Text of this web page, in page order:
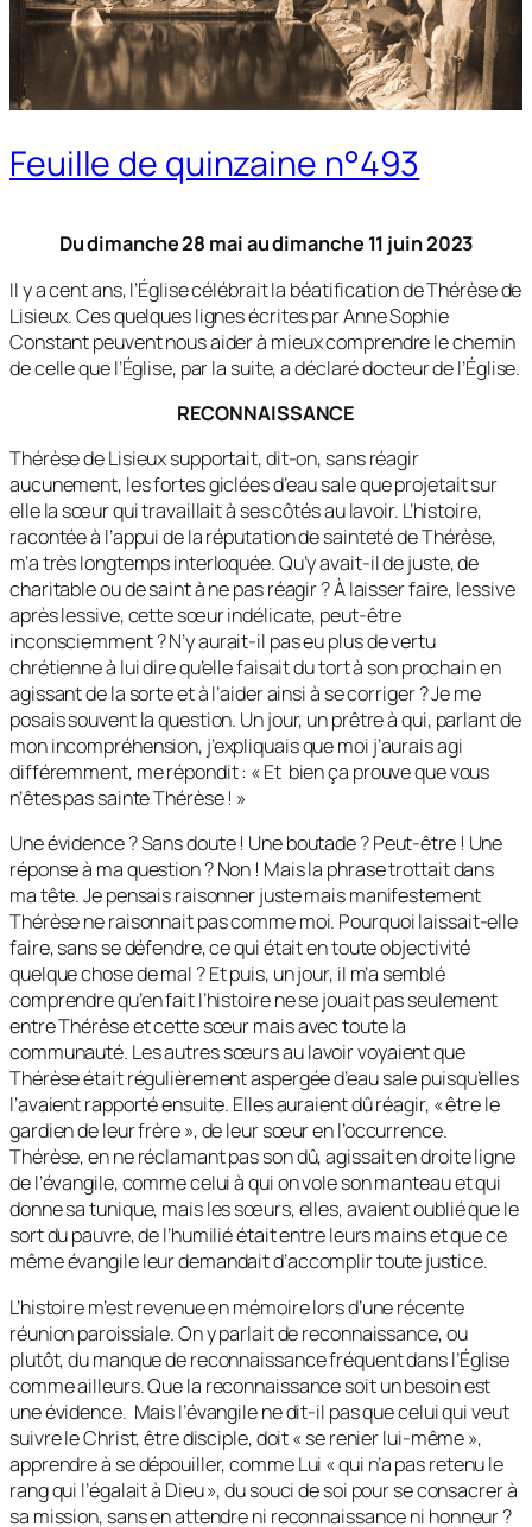
Feuille de quinzaine n°493
Du dimanche 28 mai au dimanche 11 juin 2023
Il y a cent ans, l’Église célébrait la béatification de Thérèse de
Lisieux. Ces quelques lignes écrites par Anne Sophie
Constant peuvent nous aider à mieux comprendre le chemin
de celle que l’Église, par la suite, a déclaré docteur de l’Église.
RECONNAISSANCE
Thérèse de Lisieux supportait, dit-on, sans réagir
aucunement, les fortes giclées d’eau sale que projetait sur
elle la sœur qui travaillait à ses côtés au lavoir. L’histoire,
racontée à l’appui de la réputation de sainteté de Thérèse,
m’a très longtemps interloquée. Qu’y avait-il de juste, de
charitable ou de saint à ne pas réagir ? À laisser faire, lessive
après lessive, cette sœur indélicate, peut-être
inconsciemment ? N’y aurait-il pas eu plus de vertu
chrétienne à lui dire qu’elle faisait du tort à son prochain en
agissant de la sorte et à l’aider ainsi à se corriger ? Je me
posais souvent la question. Un jour, un prêtre à qui, parlant de
mon incompréhension, j’expliquais que moi j’aurais agi
différemment, me répondit : «Et bien ça prouve que vous
n’êtes pas sainte Thérèse ! »
Une évidence ? Sans doute ! Une boutade ? Peut-être ! Une
réponse à ma question ? Non ! Mais la phrase trottait dans
ma tête. Je pensais raisonner juste mais manifestement
Thérèse ne raisonnait pas comme moi. Pourquoi laissait-elle
faire, sans se défendre, ce qui était en toute objectivité
quelque chose de mal ? Et puis, un jour, il m’a semblé
comprendre qu’en fait l’histoire ne se jouait pas seulement
entre Thérèse et cette sœur mais avec toute la
communauté. Les autres sœurs au lavoir voyaient que
Thérèse était régulièrement aspergée d’eau sale puisqu’elles
l’avaient rapporté ensuite. Elles auraient dû réagir, «être le
gardien de leur frère», de leur sœur en l’occurrence.
Thérèse, en ne réclamant pas son dû, agissait en droite ligne
de l’évangile, comme celui à qui on vole son manteau et qui
donne sa tunique, mais les sœurs, elles, avaient oublié que le
sort du pauvre, de l’humilié était entre leurs mains et que ce
même évangile leur demandait d’accomplir toute justice.
L’histoire m’est revenue en mémoire lors d’une récente
réunion paroissiale. On y parlait de reconnaissance, ou
plutôt, du manque de reconnaissance fréquent dans l’Église
comme ailleurs. Que la reconnaissance soit un besoin est
une évidence. Mais l’évangile ne dit-il pas que celui qui veut
suivre le Christ, être disciple, doit «se renier lui-même»,
apprendre à se dépouiller, comme Lui «qui n’a pas retenu le
rang qui l’égalait à Dieu», du souci de soi pour se consacrer à
sa mission, sans en attendre ni reconnaissance ni honneur ?